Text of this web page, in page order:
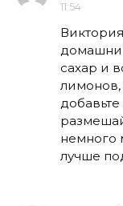
11:54
сахар и
лимонов,
немного
лучше